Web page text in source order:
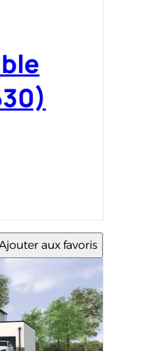
aux favoris